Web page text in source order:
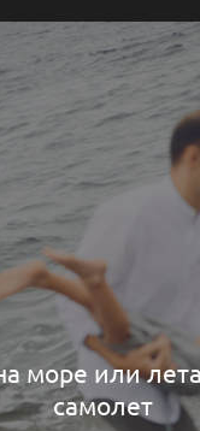
море или
самолет